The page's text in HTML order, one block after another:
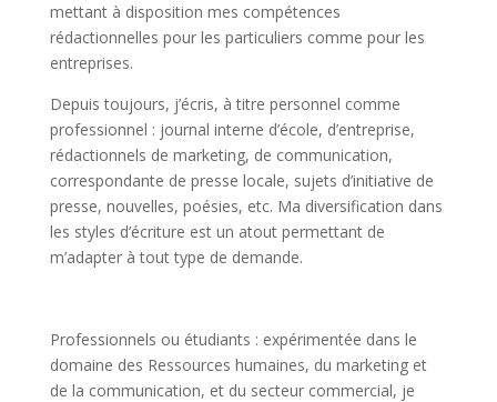
mettant à disposition mes compétences
rédactionnelles pour les particuliers comme pour les
entreprises.
Depuis toujours, j’écris, à titre personnel comme
professionnel : journal interne d’école, d’entreprise,
rédactionnels de marketing, de communication,
correspondante de presse locale, sujets d’initiative de
presse, nouvelles, poésies, etc. Ma diversification dans
les styles d’écriture est un atout permettant de
m’adapter à tout type de demande.
Professionnels ou étudiants : expérimentée dans le
domaine des Ressources humaines, du marketing et
de la communication, et du secteur commercial, je